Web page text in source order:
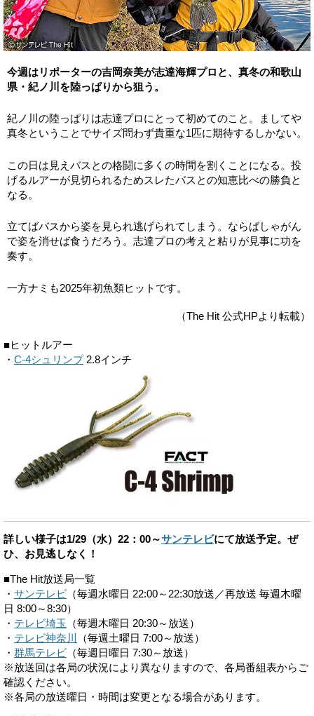
今週はリポーターの吉岡奈美が志達海輝プロと、真冬の和歌山
県・紀ノ川を陸っぱりから狙う。
紀ノ川の陸っぱりは志達プロにとって初めてのこと。ましてや
真冬ということでサイズ問わず貴重な1匹に期待するしかない。
この日は見えバスとの格闘に多くの時間を割くことになる。投
げるルアーが見切られるためスレたバスとの知恵比べの勝負と
なる。
立てばバスから姿を見られ逃げられてしまう。ならばしゃがん
で姿を消せば食うだろう。志達プロの考えと粘りが見事に功を
奏す。
一方ナミも2025年初魚類ヒットです。
（The Hit 公式HPより転載）
■ヒットルアー
・ C-4シュリンプ2.8インチ
詳しい様子は1/29（水）22：00～サンテレビにて放送予定。ぜ
ひ、お見逃しなく！
■The Hit放送局一覧
・ サンテレビ （毎週水曜日 22:00～22:30放送／再放送 毎週木曜
日 8:00～8:30）
・ テレビ埼玉
（毎週木曜日 20:30～放送）
・ テレビ神奈川
（毎週土曜日 7:00～放送）
・ 群馬テレビ （毎週日曜日 7:30～放送）
※放送回は各局の状況により異なりますので、各局番組表からご
確認ください。
※各局の放送曜日・時間は変更となる場合があります。